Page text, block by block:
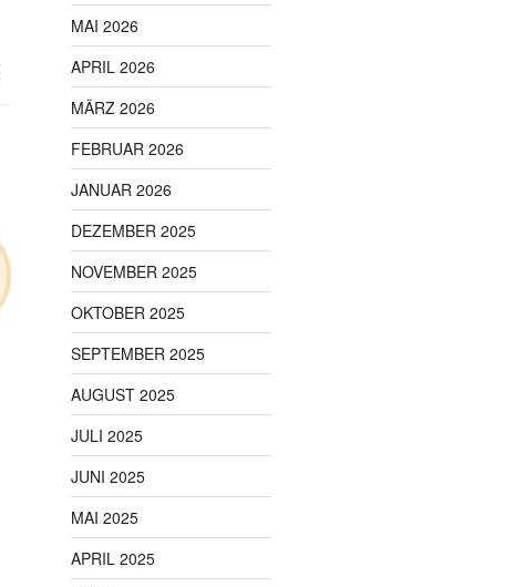
MAI 2026
APRIL 2026
MÄRZ 2026
FEBRUAR 2026
JANUAR 2026
DEZEMBER 2025
NOVEMBER 2025
OKTOBER 2025
SEPTEMBER 2025
AUGUST 2025
JULI 2025
JUNI 2025
MAI 2025
APRIL 2025